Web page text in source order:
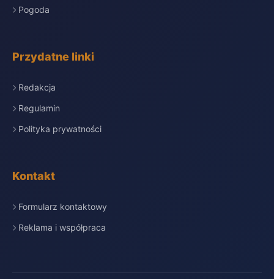
Pogoda
Przydatne linki
Redakcja
Regulamin
Polityka prywatności
Kontakt
Formularz kontaktowy
Reklama i współpraca